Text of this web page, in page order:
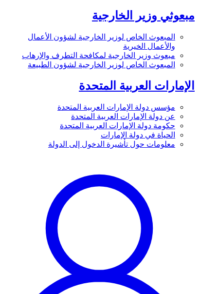
مبعوثي وزير الخارجية
المبعوث الخاص لوزير الخارجية لشؤون الأعمال
والأعمال الخيرية
مبعوث وزير الخارجية لمكافحة التطرف والإرهاب
المبعوث الخاص لوزير الخارجية لشؤون الطبيعة
الإمارات العربية المتحدة
مؤسس دولة الإمارات العربية المتحدة
عن دولة الإمارات العربية المتحدة
حكومة دولة الإمارات العربية المتحدة
الحياة في دولة الإمارات
معلومات حول تأشيرة الدخول إلى الدولة